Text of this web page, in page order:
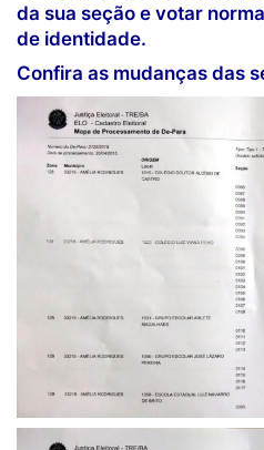
da sua seção e votar
de identidade.
Confira as mudanças das